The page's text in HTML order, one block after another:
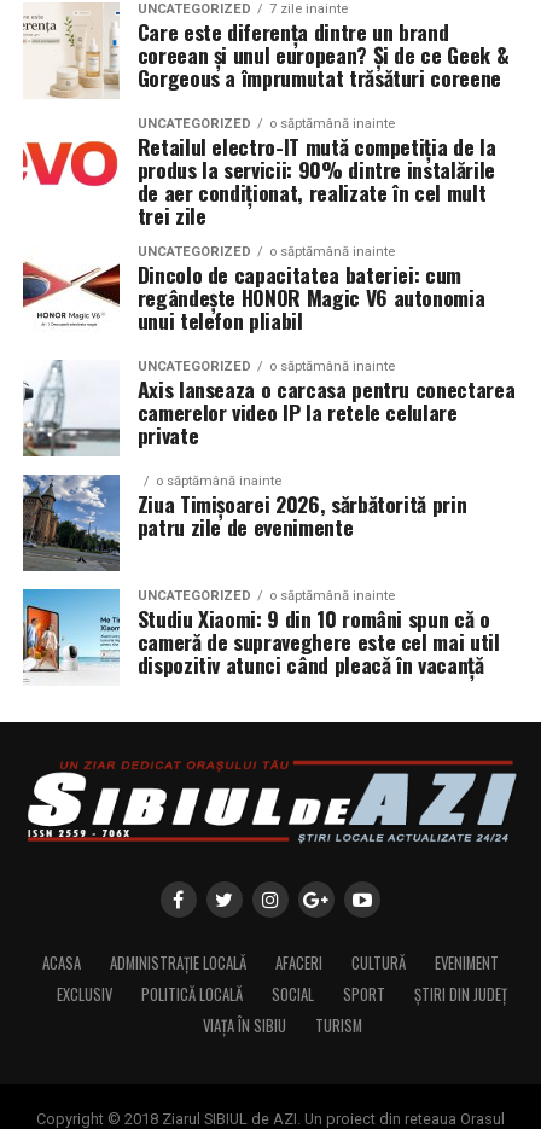
UNCATEGORIZED 7 zile inainte
Care este diferența dintre un brand
coreean și unul european? Și de ce Geek &
Gorgeous a împrumutat trăsături coreene
UNCATEGORIZED o săptămână inainte
Retailul electro-IT mută competiția de la
produs la servicii: 90% dintre instalările
de aer condiționat, realizate în cel mult
trei zile
UNCATEGORIZED o săptămână inainte
Dincolo de capacitatea bateriei: cum
regândește HONOR Magic V6 autonomia
unui telefon pliabil
UNCATEGORIZED o săptămână inainte
Axis lanseaza o carcasa pentru conectarea
camerelor video IP la retele celulare
private
o săptămână inainte
Ziua Timișoarei 2026, sărbătorită prin
patru zile de evenimente
UNCATEGORIZED o săptămână inainte
Studiu Xiaomi: 9 din 10 români spun că o
cameră de supraveghere este cel mai util
dispozitiv atunci când pleacă în vacanță
ACASA ADMINISTRAȚIE LOCALĂ AFACERI CULTURĂ
EVENIMENT
EXCLUSIV
POLITICĂ LOCALĂ SOCIAL SPORT
ȘTIRI DIN JUDEȚ
VIAȚA ÎN SIBIU
TURISM
Copyright © 2018 Ziarul SIBIUL de AZI. Un proiect din reteaua Orasul